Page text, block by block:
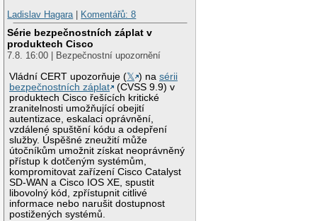
Ladislav Hagara
Komentářů: 8
Série bezpečnostních záplat v
produktech Cisco
7.8. 16:00 | Bezpečnostní upozornění
Vládní CERT upozorňuje (𝕏 ) nasérii
bezpečnostních záplat
(CVSS 9.9) v
produktech Cisco řešících kritické
zranitelnosti umožňující obejití
autentizace, eskalaci oprávnění,
vzdálené spuštění kódu a odepření
služby. Úspěšné zneužití může
útočníkům umožnit získat neoprávněný
přístup k dotčeným systémům,
kompromitovat zařízení Cisco Catalyst
SD-WAN a Cisco IOS XE, spustit
libovolný kód, zpřístupnit citlivé
informace nebo narušit dostupnost
postižených systémů.